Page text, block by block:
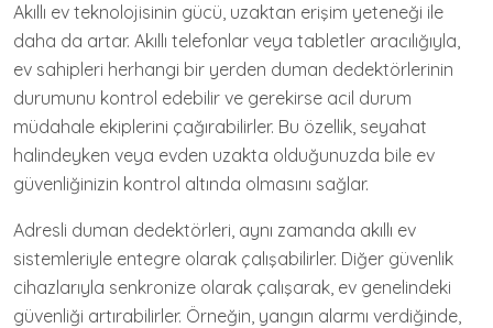
Akıllı ev teknolojisinin gücü, uzaktan erişim yeteneği ile
daha da artar. Akıllı telefonlar veya tabletler aracılığıyla,
ev sahipleri herhangi bir yerden duman dedektörlerinin
durumunu kontrol edebilir ve gerekirse acil durum
müdahale ekiplerini çağırabilirler. Bu özellik, seyahat
halindeyken veya evden uzakta olduğunuzda bile ev
güvenliğinizin kontrol altında olmasını sağlar.
Adresli duman dedektörleri, aynı zamanda akıllı ev
sistemleriyle entegre olarak çalışabilirler. Diğer güvenlik
cihazlarıyla senkronize olarak çalışarak, ev genelindeki
güvenliği artırabilirler. Örneğin, yangın alarmı verdiğinde,